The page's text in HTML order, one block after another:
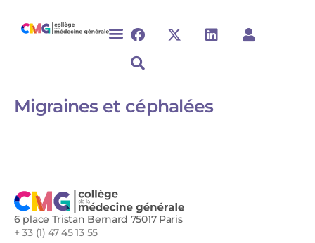
Migraines et céphalées​​
6 place Tristan Bernard 75017 Paris
+ 33 (1) 47 45 13 55